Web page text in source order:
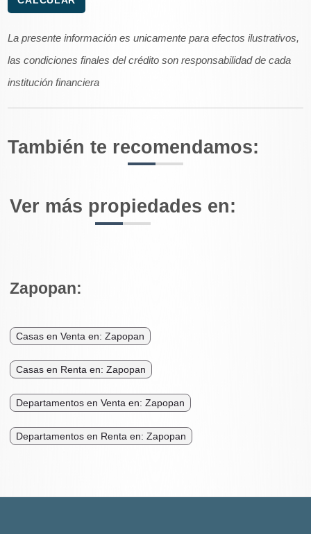
La presente información es unicamente para efectos ilustrativos,
las condiciones finales del crédito son responsabilidad de cada
institución financiera
También te recomendamos:
Ver más propiedades en:
Zapopan:
Casas en Venta en: Zapopan
Casas en Renta en: Zapopan
Departamentos en Venta en: Zapopan
Departamentos en Renta en: Zapopan